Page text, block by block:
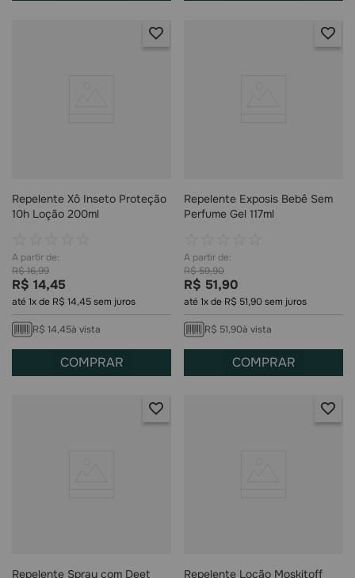
Repelente Xô Inseto Proteção
10h Loção 200ml
R$16,99
R$ 14,45
até1x de R$ 14,45sem juros
R$ 14,45à vista
COMPRAR
Repelente Exposis Bebê Sem
Perfume Gel 117ml
R$59,90
R$ 51,90
até1x de R$ 51,90sem juros
R$ 51,90à vista
COMPRAR
Repelente Spray com Deet Repelente Loção Moskitoff